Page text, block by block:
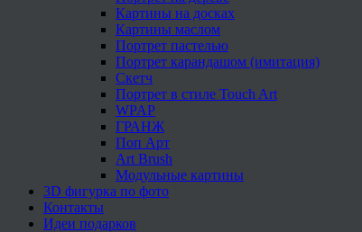
Картины на досках
Картины маслом
Портрет пастелью
Портрет карандашом (имитация)
Скетч
Портрет в стиле Touch Art
WPAP
ГРАНЖ
Поп Арт
Art Brush
Модульные картины
3D фигурка по фото
Контакты
Идеи подарков